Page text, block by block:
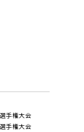
手権大会
手権大会